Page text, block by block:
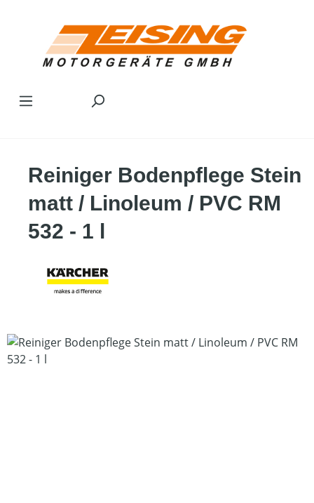
Reiniger Bodenpflege Stein
matt / Linoleum / PVC RM
532 - 1 l
Bildergalerie überspringen